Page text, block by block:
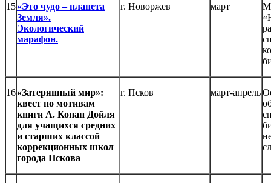
15«Это чудо – планета
Земля».
Экологический
марафон.
г. Новоржев март
16«Затерянный мир»:
квест по мотивам
книги А. Конан Дойля
для учащихся средних
и старших классой
коррекционных школ
города Пскова
г. Псков март-апрель